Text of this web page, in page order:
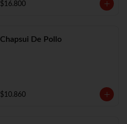
$16.800
Chapsui De Pollo
$10.860